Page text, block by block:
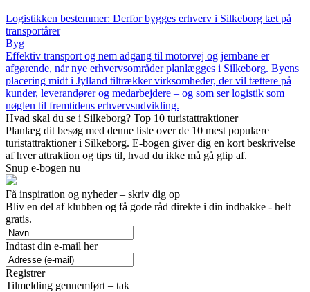
Logistikken bestemmer: Derfor bygges erhverv i Silkeborg tæt på
transportårer
Byg
Effektiv transport og nem adgang til motorvej og jernbane er
afgørende, når nye erhvervsområder planlægges i Silkeborg. Byens
placering midt i Jylland tiltrækker virksomheder, der vil tættere på
kunder, leverandører og medarbejdere – og som ser logistik som
nøglen til fremtidens erhvervsudvikling.
Hvad skal du se i Silkeborg? Top 10 turistattraktioner
Planlæg dit besøg med denne liste over de 10 mest populære
turistattraktioner i Silkeborg. E-bogen giver dig en kort beskrivelse
af hver attraktion og tips til, hvad du ikke må gå glip af.
Snup e-bogen nu
Få inspiration og nyheder – skriv dig op
Bliv en del af klubben og få gode råd direkte i din indbakke - helt
gratis.
Indtast din e-mail her
Registrer
Tilmelding gennemført – tak